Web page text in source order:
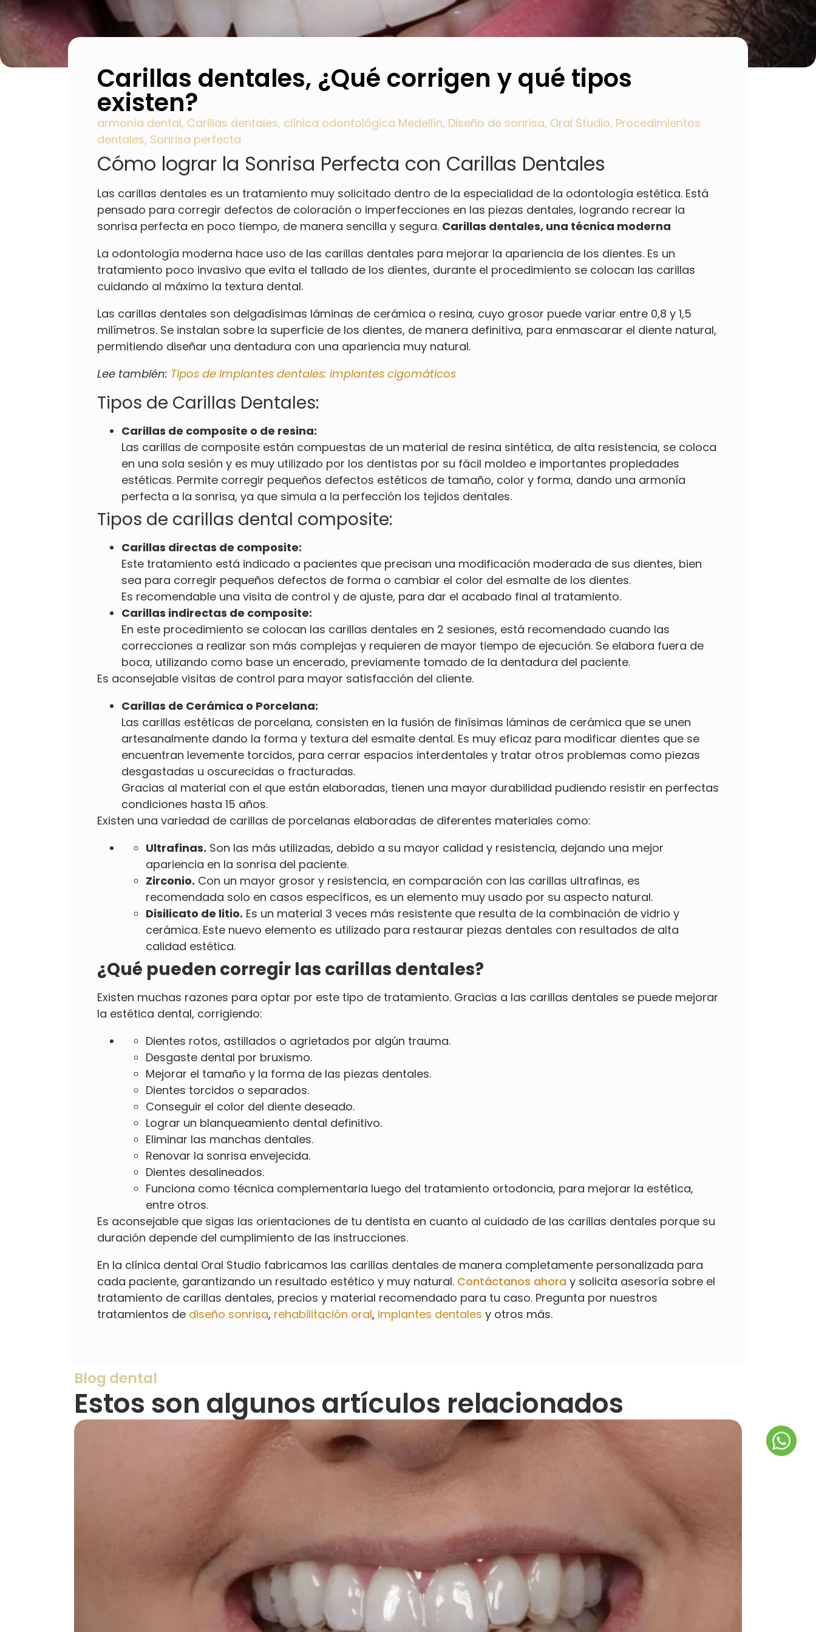
Carillas dentales, ¿Qué corrigen y qué tipos
existen?
armonía dental, Carillas dentales, clínica odontológica Medellín, Diseño de sonrisa, Oral Studio, Procedimientos
dentales, Sonrisa perfecta
Cómo lograr la Sonrisa Perfecta con Carillas Dentales
Las carillas dentales es un tratamiento muy solicitado dentro de la especialidad de la odontología estética. Está
pensado para corregir defectos de coloración o imperfecciones en las piezas dentales, logrando recrear la
sonrisa perfecta en poco tiempo, de manera sencilla y segura. Carillas dentales, una técnica moderna
La odontología moderna hace uso de las carillas dentales para mejorar la apariencia de los dientes. Es un
tratamiento poco invasivo que evita el tallado de los dientes, durante el procedimiento se colocan las carillas
cuidando al máximo la textura dental.
Las carillas dentales son delgadísimas láminas de cerámica o resina, cuyo grosor puede variar entre 0,8 y 1,5
milímetros. Se instalan sobre la superficie de los dientes, de manera definitiva, para enmascarar el diente natural,
permitiendo diseñar una dentadura con una apariencia muy natural.
Lee también: Tipos de implantes dentales: implantes cigomáticos
Tipos de Carillas Dentales:
Carillas de composite o de resina:
Las carillas de composite están compuestas de un material de resina sintética, de alta resistencia, se coloca
en una sola sesión y es muy utilizado por los dentistas por su fácil moldeo e importantes propiedades
estéticas. Permite corregir pequeños defectos estéticos de tamaño, color y forma, dando una armonía
perfecta a la sonrisa, ya que simula a la perfección los tejidos dentales.
Tipos de carillas dental composite:
Carillas directas de composite:
Este tratamiento está indicado a pacientes que precisan una modificación moderada de sus dientes, bien
sea para corregir pequeños defectos de forma o cambiar el color del esmalte de los dientes.
Es recomendable una visita de control y de ajuste, para dar el acabado final al tratamiento.
Carillas indirectas de composite:
En este procedimiento se colocan las carillas dentales en 2 sesiones, está recomendado cuando las
correcciones a realizar son más complejas y requieren de mayor tiempo de ejecución. Se elabora fuera de
boca, utilizando como base un encerado, previamente tomado de la dentadura del paciente.
Es aconsejable visitas de control para mayor satisfacción del cliente.
Carillas de Cerámica o Porcelana:
Las carillas estéticas de porcelana, consisten en la fusión de finísimas láminas de cerámica que se unen
artesanalmente dando la forma y textura del esmalte dental. Es muy eficaz para modificar dientes que se
encuentran levemente torcidos, para cerrar espacios interdentales y tratar otros problemas como piezas
desgastadas u oscurecidas o fracturadas.
Gracias al material con el que están elaboradas, tienen una mayor durabilidad pudiendo resistir en perfectas
condiciones hasta 15 años.
Existen una variedad de carillas de porcelanas elaboradas de diferentes materiales como:
Ultrafinas. Son las más utilizadas, debido a su mayor calidad y resistencia, dejando una mejor
apariencia en la sonrisa del paciente.
Zirconio. Con un mayor grosor y resistencia, en comparación con las carillas ultrafinas, es
recomendada solo en casos específicos, es un elemento muy usado por su aspecto natural.
Disilicato de litio. Es un material 3 veces más resistente que resulta de la combinación de vidrio y
cerámica. Este nuevo elemento es utilizado para restaurar piezas dentales con resultados de alta
calidad estética.
¿Qué pueden corregir las carillas dentales?
Existen muchas razones para optar por este tipo de tratamiento. Gracias a las carillas dentales se puede mejorar
la estética dental, corrigiendo:
Dientes rotos, astillados o agrietados por algún trauma.
Desgaste dental por bruxismo.
Mejorar el tamaño y la forma de las piezas dentales.
Dientes torcidos o separados.
Conseguir el color del diente deseado.
Lograr un blanqueamiento dental definitivo.
Eliminar las manchas dentales.
Renovar la sonrisa envejecida.
Dientes desalineados.
Funciona como técnica complementaria luego del tratamiento ortodoncia, para mejorar la estética,
entre otros.
Es aconsejable que sigas las orientaciones de tu dentista en cuanto al cuidado de las carillas dentales porque su
duración depende del cumplimiento de las instrucciones.
En la clínica dental Oral Studio fabricamos las carillas dentales de manera completamente personalizada para
cada paciente, garantizando un resultado estético y muy natural. Contáctanos ahora y solicita asesoría sobre el
tratamiento de carillas dentales, precios y material recomendado para tu caso. Pregunta por nuestros
tratamientos de diseño sonrisa, rehabilitación oral, implantes dentales y otros más.
Blog dental
Estos son algunos artículos relacionados